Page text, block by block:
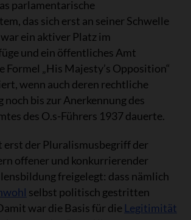
parlamentarische
das sich erst an seiner Schwelle
ein aktiver Platz im
und ein öffentliches Amt
Formel „His Majesty’s Opposition“
wenn auch deren rechtliche
bis zur Anerkennung des
des O.s-Führers 1937 dauerte.
erst der Pluralismusbegriff der
offener und konkurrierender
freigelegt: dass nämlich
selbst politisch gestritten
war die Basis für die Legitimität